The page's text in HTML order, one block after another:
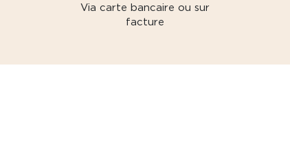
Via carte bancaire ou sur
facture